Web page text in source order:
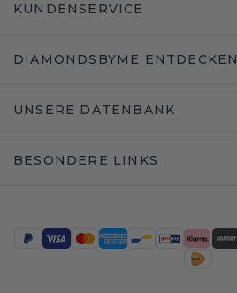
KUNDENSERVICE
DIAMONDSBYME ENTDECKEN
UNSERE DATENBANK
BESONDERE LINKS